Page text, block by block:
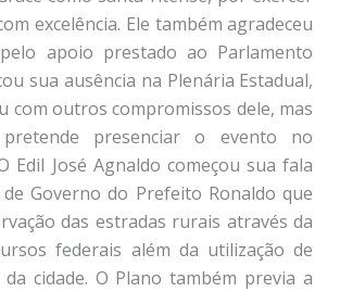
excelência. Ele também agradeceu
apoio prestado ao Parlamento
sua ausência na Plenária Estadual,
com outros compromissos dele, mas
presenciar o evento no
Edil José Agnaldo começou sua fala
Governo do Prefeito Ronaldo que
das estradas rurais através da
federais além da utilização de
cidade. O Plano também previa a